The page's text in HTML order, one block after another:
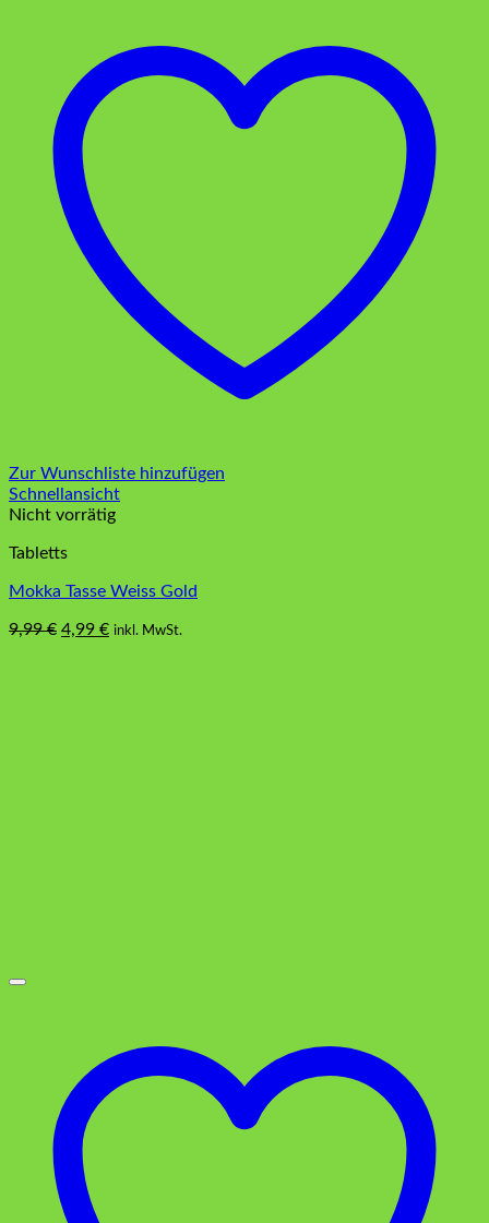
Zur Wunschliste hinzufügen
Schnellansicht
Nicht vorrätig
Tabletts
Mokka Tasse Weiss Gold
9,99€ Ursprünglicher
4,99 €Aktueller
inkl. MwSt.